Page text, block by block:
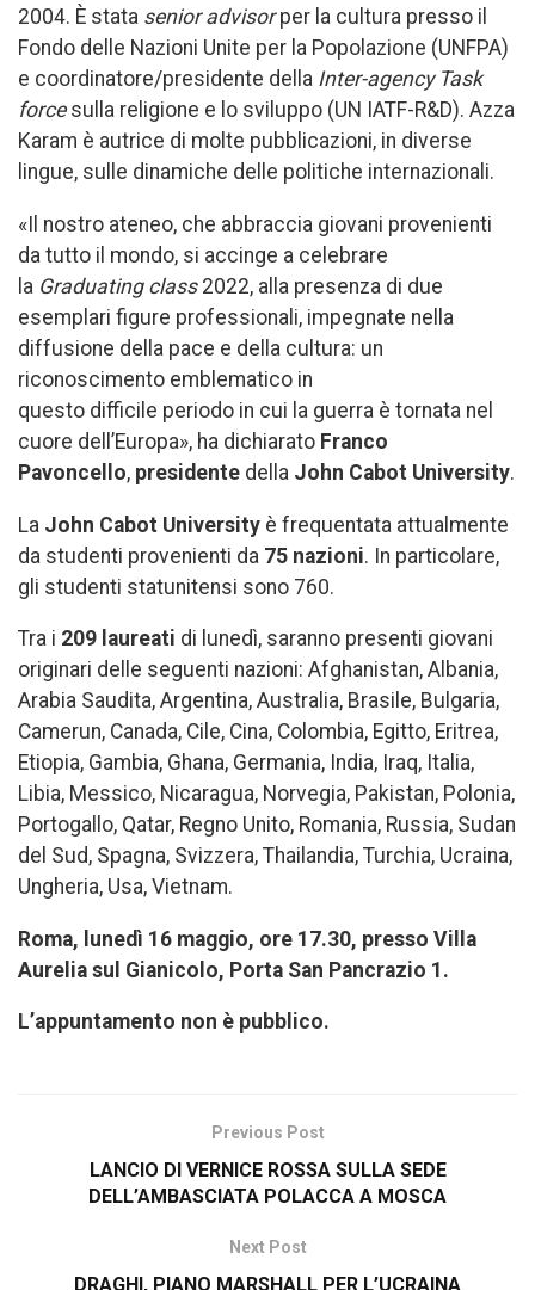
2004. È stata senior advisorper la cultura presso il
Fondo delle Nazioni Unite per la Popolazione (UNFPA)
e coordinatore/presidente della Inter-agency Task
forcesulla religione e lo sviluppo (UN IATF-R&D). Azza
Karam è autrice di molte pubblicazioni, in diverse
lingue, sulle dinamiche delle politiche internazionali.
«Il nostro ateneo, che abbraccia giovani provenienti
da tutto il mondo, si accinge a celebrare
la Graduating class2022, alla presenza di due
esemplari figure professionali, impegnate nella
diffusione della pace e della cultura: un
riconoscimento emblematico in
questo difficile periodo in cui la guerra è tornata nel
cuore dell’Europa», ha dichiarato Franco
Pavoncello, presidente della John Cabot University.
La John Cabot University è frequentata attualmente
da studenti provenienti da 75 nazioni. In particolare,
gli studenti statunitensi sono 760.
Tra i 209 laureati di lunedì, saranno presenti giovani
originari delle seguenti nazioni: Afghanistan, Albania,
Arabia Saudita, Argentina, Australia, Brasile, Bulgaria,
Camerun, Canada, Cile, Cina, Colombia, Egitto, Eritrea,
Etiopia, Gambia, Ghana, Germania, India, Iraq, Italia,
Libia, Messico, Nicaragua, Norvegia, Pakistan, Polonia,
Portogallo, Qatar, Regno Unito, Romania, Russia, Sudan
del Sud, Spagna, Svizzera, Thailandia, Turchia, Ucraina,
Ungheria, Usa, Vietnam.
Roma, lunedì 16 maggio, ore 17.30, presso Villa
Aurelia sul Gianicolo, Porta San Pancrazio 1.
L’appuntamento non è pubblico.
Previous Post
LANCIO DI VERNICE ROSSA SULLA SEDE
DELL’AMBASCIATA POLACCA A MOSCA
Next Post
DRAGHI, PIANO MARSHALL PER L’UCRAINA